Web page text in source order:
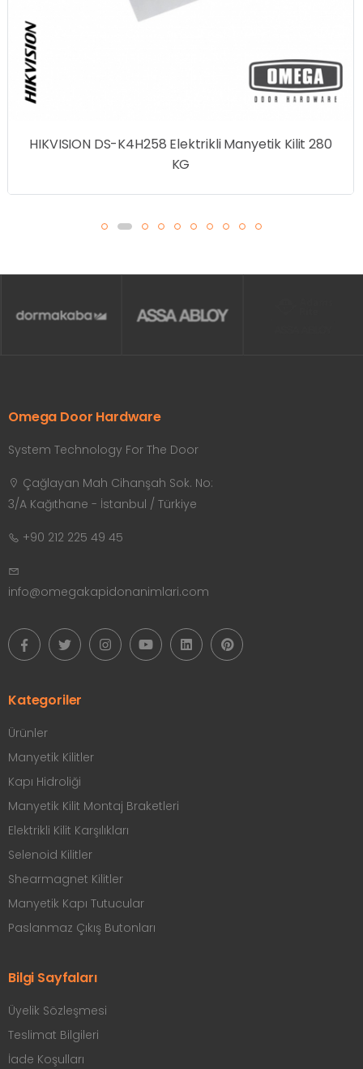
HIKVISION DS-K4H258 Elektrikli Manyetik Kilit 280
KG
Omega Door Hardware
System Technology For The Door
Çağlayan Mah Cihanşah Sok. No:
3/A Kağıthane - İstanbul / Türkiye
+90 212 225 49 45
info@omegakapidonanimlari.com
Kategoriler
Ürünler
Manyetik Kilitler
Kapı Hidroliği
Manyetik Kilit Montaj Braketleri
Elektrikli Kilit Karşılıkları
Selenoid Kilitler
Shearmagnet Kilitler
Manyetik Kapı Tutucular
Paslanmaz Çıkış Butonları
Bilgi Sayfaları
Üyelik Sözleşmesi
Teslimat Bilgileri
İade Koşulları